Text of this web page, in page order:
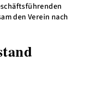
den Verein nach